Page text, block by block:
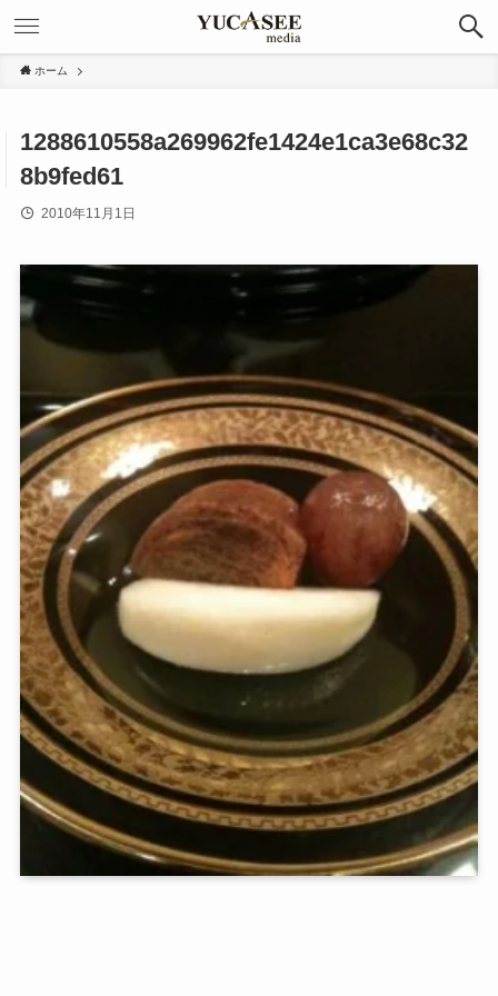
ホーム
1288610558a269962fe1424e1ca3e68c32
8b9fed61
2010年11月1日